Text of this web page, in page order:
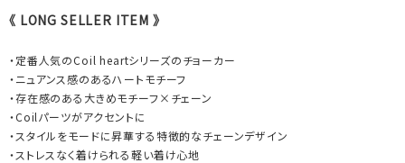
《 LONG SELLER ITEM 》
・定番人気のCoil heartシリーズのチョーカー
・ニュアンス感のあるハートモチーフ
・存在感のある大きめモチーフ×チェーン
・Coilパーツがアクセントに
・スタイルをモードに昇華する特徴的なチェーンデザイン
・ストレスなく着けられる軽い着け心地